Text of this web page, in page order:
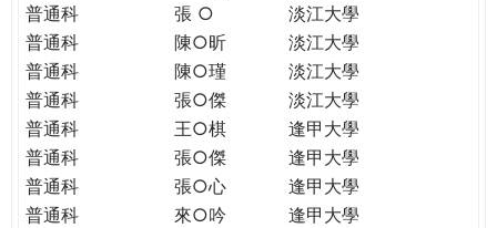
普通科
張 ○
淡江大學
普通科
陳○昕
淡江大學
普通科
陳○瑾
淡江大學
普通科
張○傑
淡江大學
普通科
王○棋
逢甲大學
普通科
張○傑
逢甲大學
普通科
張○心
逢甲大學
普通科
來○吟
逢甲大學